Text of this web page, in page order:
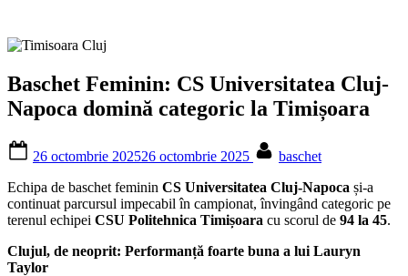
Baschet Feminin: CS Universitatea Cluj-
Napoca domină categoric la Timișoara
on
26 octombrie 202526 octombrie 2025
baschet
Echipa de baschet feminin CS Universitatea Cluj-Napoca și-a
continuat parcursul impecabil în campionat, învingând categoric pe
terenul echipei CSU Politehnica Timișoara cu scorul de 94 la 45.
Clujul, de neoprit: Performanță foarte buna a lui Lauryn
Taylor